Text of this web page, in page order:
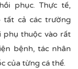
phục. Thực tế,
tất cả các trường
phụ thuộc vào rất
bệnh, tác nhân
của từng cá thể.